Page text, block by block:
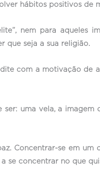
hábitos positivos de
nem para aqueles
que seja a sua religião.
com a motivação de
uma vela, a imagem
Concentrar-se em um
se concentrar no que